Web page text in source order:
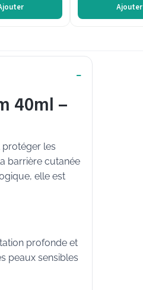
Ajouter
40ml –
les
barrière cutanée
elle est
profonde et
peaux sensibles